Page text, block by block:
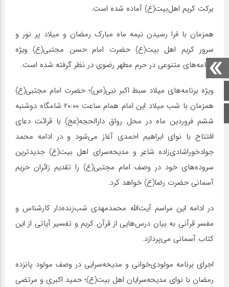
صفحه اصلی
اینستاگرام
برکت کریم اهل‌بیت(ع) آماده شده است.
همزمان با فرا رسیدن نیمه ماه مبارک رمضان و میلاد پر نور و
سرور کریم اهل بیت(ع) حضرت امام حسن مجتبی(ع) ویژه
برنامه‌های متنوعی در حرم مطهر رضوی در نظر گرفته شده است.
ویژه برنامه‎‌های میلاد سبط اکبر نبی(ص)؛ حضرت امام مجتبی(ع)
همزمان با شب میلاد این امام همام ساعت ۲۰:۰۰ شامگاه دوشنبه
ششم فروردین ماه در محل رواق دارالحجه(عج) با قرائت دعای
افتتاح با نوای ابراهیم احمدی آغاز می‌شود و در ادامه محمد
جوادخوراشادی‌زاده شاعر و مدیحه‌سرای اهل بیت(ع) جدیدترین
سروده‌های خود در وصف امام مجتبی(ع) را تقدیم زائران حریم
آسمانی حضرت رضا(ع) خواهد کرد.
در ادامه این مراسم آیت‌الله محمدمهدی شب‌زنده‌دار کارشناس و
مفسر قرآنی به بیان درس‌هایی از قرآن کریم و تفسیر آیاتی از این
کتاب آسمانی می‌پردازد.
اجرای برنامه مولودی‌خوانی و مدیحه‌سرایی در وصف مولود پانزده
رمضان با نوای مدیحه‌سرایان اهل بیت(ع)؛ حمید اکبری و مرتضی